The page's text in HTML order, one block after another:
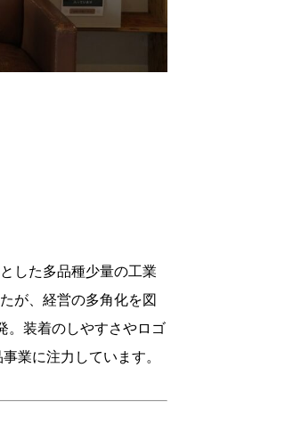
した多品種少量の工業
が、経営の多角化を図
。装着のしやすさやロゴ
業に注力しています。